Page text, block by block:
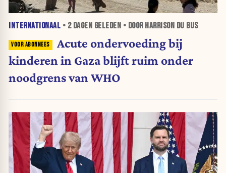
INTERNATIONAAL • 2 DAGEN GELEDEN • DOOR HARRISON DU BUS
Acute ondervoeding bij
kinderen in Gaza blijft ruim onder
noodgrens van WHO